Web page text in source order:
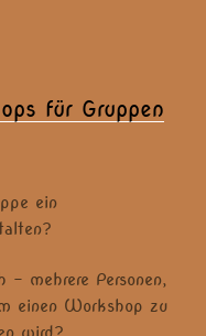
für Gruppen
ein
mehrere Personen,
einen Workshop zu